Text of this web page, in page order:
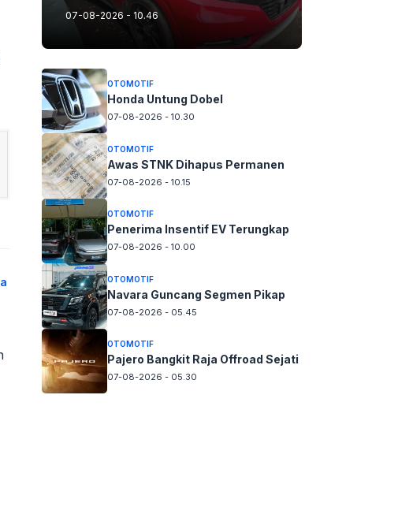
07-08-2026 - 10.46
OTOMOTIF
Honda Untung Dobel
07-08-2026 - 10.30
OTOMOTIF
Awas STNK Dihapus Permanen
07-08-2026 - 10.15
OTOMOTIF
Penerima Insentif EV Terungkap
07-08-2026 - 10.00
OTOMOTIF
Navara Guncang Segmen Pikap
07-08-2026 - 05.45
OTOMOTIF
Pajero Bangkit Raja Offroad Sejati
07-08-2026 - 05.30